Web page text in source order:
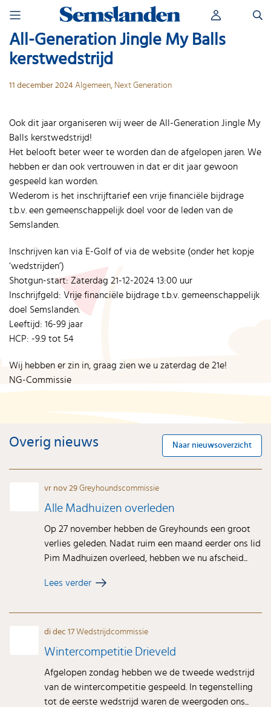
naar:
All-Generation Jingle My Balls
kerstwedstrijd
11 december 2024 Algemeen, Next Generation
Ook dit jaar organiseren wij weer de All-Generation Jingle My
Balls kerstwedstrijd!
Het belooft beter weer te worden dan de afgelopen jaren. We
hebben er dan ook vertrouwen in dat er dit jaar gewoon
gespeeld kan worden.
Wederom is het inschrijftarief een vrije financiële bijdrage
t.b.v. een gemeenschappelijk doel voor de leden van de
Semslanden.
Inschrijven kan via E-Golf of via de website (onder het kopje
‘wedstrijden’)
Shotgun-start: Zaterdag 21-12-2024 13:00 uur
Inschrijfgeld: Vrije financiële bijdrage t.b.v. gemeenschappelijk
doel Semslanden.
Leeftijd: 16-99 jaar
HCP: -9.9 tot 54
Wij hebben er zin in, graag zien we u zaterdag de 21e!
NG-Commissie
Overig nieuws Naar nieuwsoverzicht
vr nov 29Greyhoundscommissie
Alle Madhuizen overleden
Op 27 november hebben de Greyhounds een groot
verlies geleden. Nadat ruim een maand eerder ons lid
Pim Madhuizen overleed, hebben we nu afscheid...
Lees verder
di dec 17 Wedstrijdcommissie
Wintercompetitie Drieveld
Afgelopen zondag hebben we de tweede wedstrijd
van de wintercompetitie gespeeld. In tegenstelling
tot de eerste wedstrijd waren de weergoden ons...